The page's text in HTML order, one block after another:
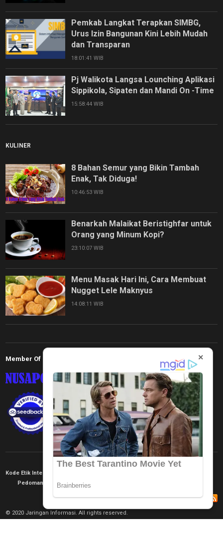
Pemkab Langkat Terapkan SIMBG,
Urus Izin Bangunan Kini Lebih Mudah
dan Transparan
18:01:41 WIB
Pj Walikota Langsa Lounching Aplikasi
Sippikola, Sipaten dan Mandi On -Time
15:58:44 WIB
KULINER
8 Bahan Semur yang Bikin Tambah
Enak, Tak Diduga!
10:46:53 WIB
Benarkah Malaikat Beristighfar untuk
Orang yang Minum Kopi?
23:10:07 WIB
Menu Masak Hari Ini, Cara Membuat
Nugget Lele Maknyus
14:08:11 WIB
Member Of
Kode Etik Internal
Pedoman Media Siber
Redaksi
© 2020 Jaringan Informasi. All rights reserved.
×